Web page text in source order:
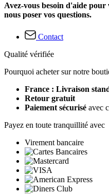
Avez-vous besoin d'aide pour
nous poser vos questions.
Contact
Qualité vérifiée
Pourquoi acheter sur notre
France : Livraison
Retour gratuit
Paiement sécurisé avec
Payez en toute tranquillité avec
Virement bancaire